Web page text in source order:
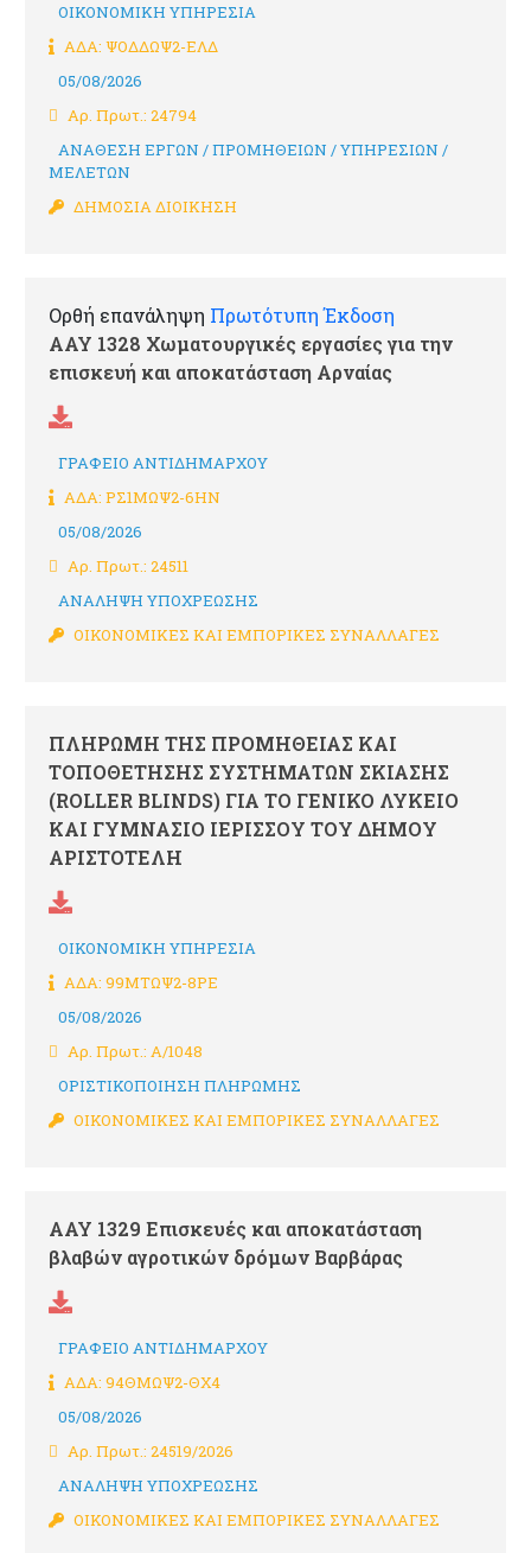
ΟΙΚΟΝΟΜΙΚΗ ΥΠΗΡΕΣΙΑ
ΑΔΑ: ΨΟΔΔΩΨ2-ΕΛΔ
05/08/2026
Αρ. Πρωτ.: 24794
ΑΝΑΘΕΣΗ ΕΡΓΩΝ / ΠΡΟΜΗΘΕΙΩΝ / ΥΠΗΡΕΣΙΩΝ /
ΜΕΛΕΤΩΝ
ΔΗΜΟΣΙΑ ΔΙΟΙΚΗΣΗ
Ορθή επανάληψη Πρωτότυπη Έκδοση
ΑΑΥ 1328 Χωματουργικές εργασίες για την
επισκευή και αποκατάσταση Αρναίας
ΓΡΑΦΕΙΟ ΑΝΤΙΔΗΜΑΡΧΟΥ
ΑΔΑ: ΡΣ1ΜΩΨ2-6ΗΝ
05/08/2026
Αρ. Πρωτ.: 24511
ΑΝΑΛΗΨΗ ΥΠΟΧΡΕΩΣΗΣ
ΟΙΚΟΝΟΜΙΚΕΣ ΚΑΙ ΕΜΠΟΡΙΚΕΣ ΣΥΝΑΛΛΑΓΕΣ
ΠΛΗΡΩΜΗ ΤΗΣ ΠΡΟΜΗΘΕΙΑΣ ΚΑΙ
ΤΟΠΟΘΕΤΗΣΗΣ ΣΥΣΤΗΜΑΤΩΝ ΣΚΙΑΣΗΣ
(ROLLER BLINDS) ΓΙΑ ΤΟ ΓΕΝΙΚΟ ΛΥΚΕΙΟ
ΚΑΙ ΓΥΜΝΑΣΙΟ ΙΕΡΙΣΣΟΥ ΤΟΥ ΔΗΜΟΥ
ΑΡΙΣΤΟΤΕΛΗ
ΟΙΚΟΝΟΜΙΚΗ ΥΠΗΡΕΣΙΑ
ΑΔΑ: 99ΜΤΩΨ2-8ΡΕ
05/08/2026
Αρ. Πρωτ.: Α/1048
ΟΡΙΣΤΙΚΟΠΟΙΗΣΗ ΠΛΗΡΩΜΗΣ
ΟΙΚΟΝΟΜΙΚΕΣ ΚΑΙ ΕΜΠΟΡΙΚΕΣ ΣΥΝΑΛΛΑΓΕΣ
ΑΑΥ 1329 Επισκευές και αποκατάσταση
βλαβών αγροτικών δρόμων Βαρβάρας
ΓΡΑΦΕΙΟ ΑΝΤΙΔΗΜΑΡΧΟΥ
ΑΔΑ: 94ΘΜΩΨ2-ΘΧ4
05/08/2026
Αρ. Πρωτ.: 24519/2026
ΑΝΑΛΗΨΗ ΥΠΟΧΡΕΩΣΗΣ
ΟΙΚΟΝΟΜΙΚΕΣ ΚΑΙ ΕΜΠΟΡΙΚΕΣ ΣΥΝΑΛΛΑΓΕΣ